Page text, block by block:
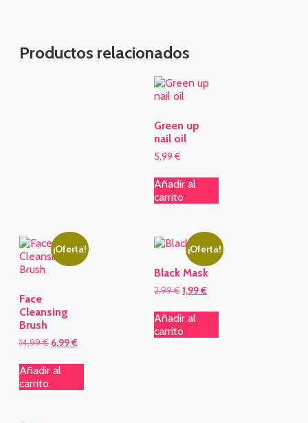
Productos relacionados
Green up
nail oil
5,99€
Añadir al
carrito
¡Oferta!
Face
Cleansing
Brush
14,99€ 6,99€
Añadir al
carrito
¡Oferta!
Black Mask
2,99€1,99€
Añadir al
carrito